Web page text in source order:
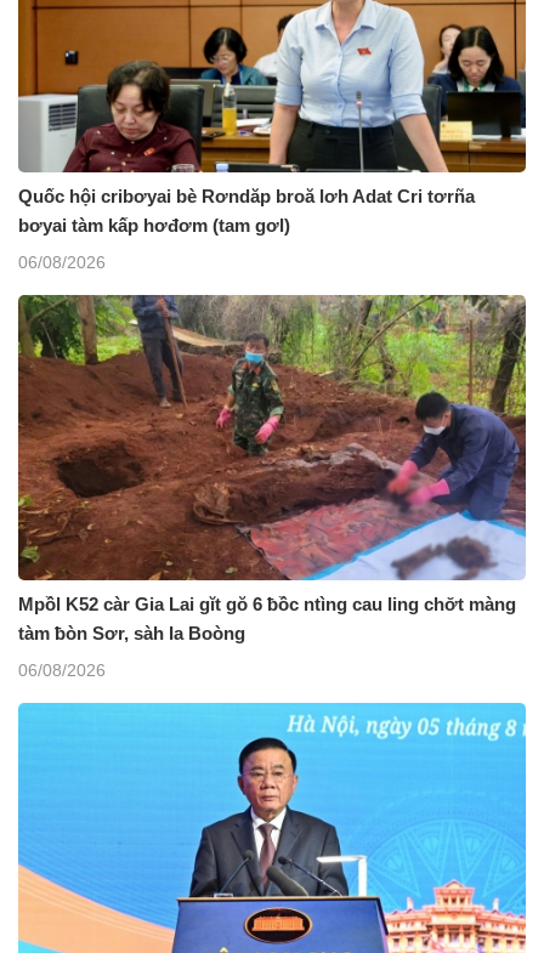
Quốc hội cribơyai bè Rơndăp broă lơh Adat Cri tơrña
bơyai tàm kấp hơđơm (tam gơl)
06/08/2026
Mpồl K52 càr Gia Lai gĭt gŏ 6 ƀồc ntìng cau ling chơ̆t màng
tàm ƀòn Sơr, sàh Ia Boòng
06/08/2026